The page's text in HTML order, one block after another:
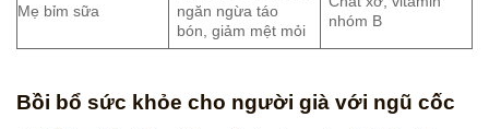
Mẹ bỉm sữa
ngăn ngừa táo
bón, giảm mệt mỏi
nhóm B
Bồi bổ sức khỏe cho người già với ngũ cốc